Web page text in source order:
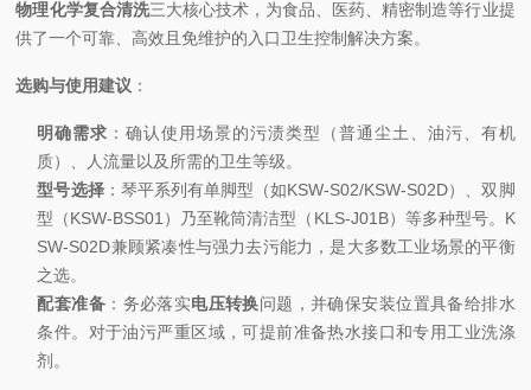
物理化学复合清洗三大核心技术，为食品、医药、精密制造等行业提
供了一个可靠、高效且免维护的入口卫生控制解决方案。
选购与使用建议 ：
明确需求 ：确认使用场景的污渍类型（普通尘土、油污、有机
质）、人流量以及所需的卫生等级。
型号选择：琴平系列有单脚型（如KSW-S02/KSW-S02D）、双脚
型（KSW-BSS01）乃至靴筒清洁型（KLS-J01B）等多种型号。K
SW-S02D兼顾紧凑性与强力去污能力，是大多数工业场景的平衡
之选。
配套准备 ：务必落实电压转换问题，并确保安装位置具备给排水
条件。对于油污严重区域，可提前准备热水接口和专用工业洗涤
剂。